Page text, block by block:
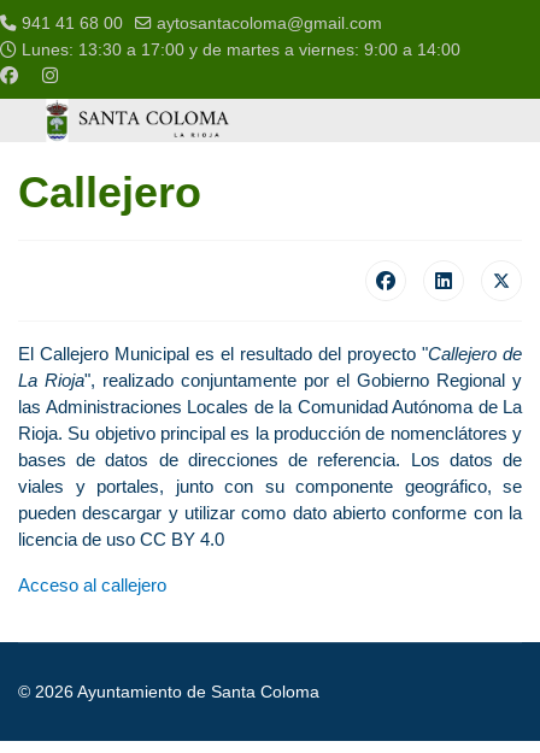
941 41 68 00
aytosantacoloma@gmail.com
Lunes: 13:30 a 17:00 y de martes a viernes: 9:00 a 14:00
Callejero
El Callejero Municipal es el resultado del proyecto "Callejero de
La Rioja", realizado conjuntamente por el Gobierno Regional y
las Administraciones Locales de la Comunidad Autónoma de La
Rioja. Su objetivo principal es la producción de nomenclátores y
bases de datos de direcciones de referencia. Los datos de
viales y portales, junto con su componente geográfico, se
pueden descargar y utilizar como dato abierto conforme con la
licencia de uso CC BY 4.0
Acceso al callejero
© 2026 Ayuntamiento de Santa Coloma